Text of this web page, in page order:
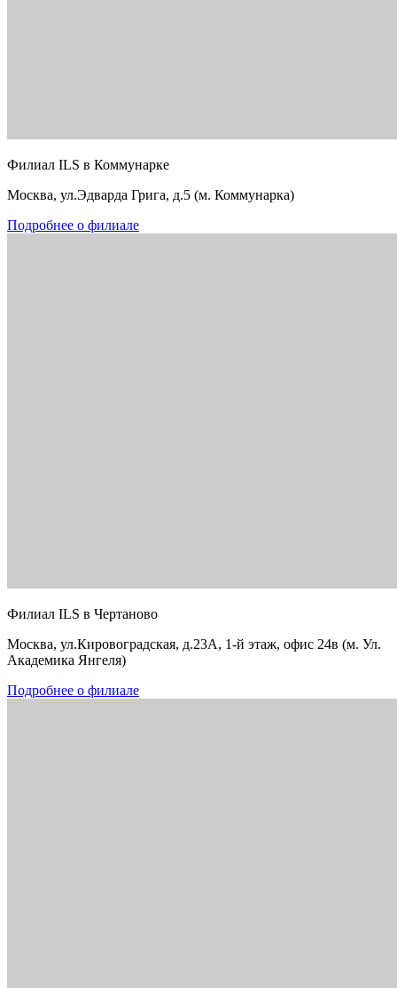
Филиал ILS в Коммунарке
Москва, ул.Эдварда Грига, д.5 (м. Коммунарка)
Подробнее о филиале
Филиал ILS в Чертаново
Москва, ул.Кировоградская, д.23А, 1-й этаж, офис 24в (м. Ул.
Академика Янгеля)
Подробнее о филиале